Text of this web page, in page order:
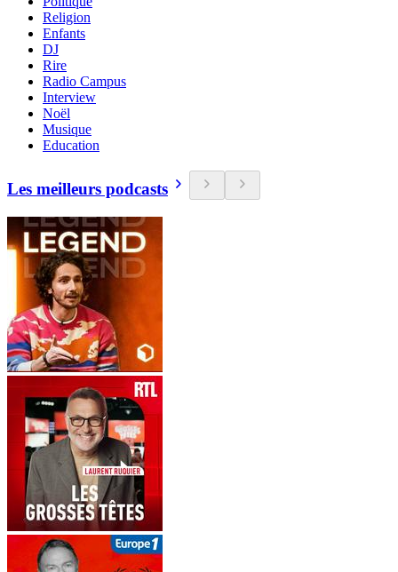
Religion
Enfants
DJ
Rire
Radio Campus
Interview
Noël
Musique
Education
Les meilleurs podcasts